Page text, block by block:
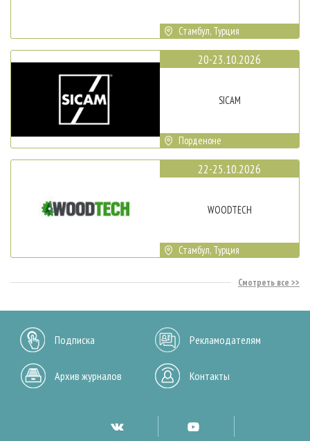
Стамбул, Турция
20-23.10.2026
SICAM
Порденоне
22-25.10.2026
WOODTECH
Стамбул, Турция
Смотреть все
Подписка Рекламодателям
Архив журналов Контакты